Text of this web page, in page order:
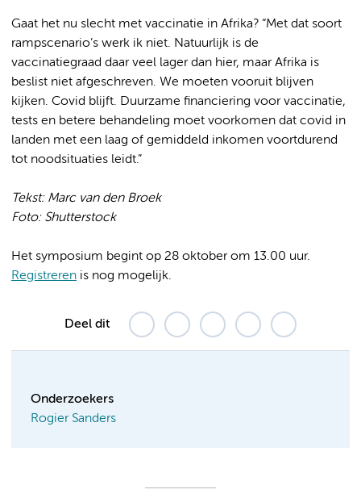
Gaat het nu slecht met vaccinatie in Afrika? “Met dat soort
rampscenario’s werk ik niet. Natuurlijk is de
vaccinatiegraad daar veel lager dan hier, maar Afrika is
beslist niet afgeschreven. We moeten vooruit blijven
kijken. Covid blijft. Duurzame financiering voor vaccinatie,
tests en betere behandeling moet voorkomen dat covid in
landen met een laag of gemiddeld inkomen voortdurend
tot noodsituaties leidt.”
Tekst: Marc van den Broek
Foto: Shutterstock
Het symposium begint op 28 oktober om 13.00 uur.
Registreren is nog mogelijk.
Deel dit
Onderzoekers
Rogier Sanders